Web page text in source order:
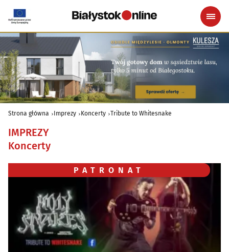
Strona główna Imprezy Koncerty Tribute to Whitesnake
IMPREZY
Koncerty
PATRONAT